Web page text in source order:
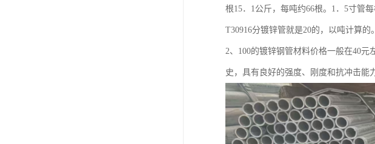
根15．1公斤，每吨约66根。1．5寸管
T30916分镀锌管就是20的，以吨计算的
2、100的镀锌钢管材料价格一般在40
史，具有良好的强度、刚度和抗冲击能